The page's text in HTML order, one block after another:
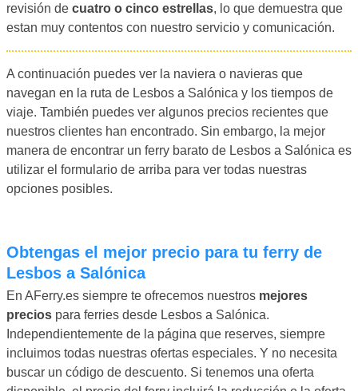
revisión de cuatro o cinco estrellas, lo que demuestra que
estan muy contentos con nuestro servicio y comunicación.
A continuación puedes ver la naviera o navieras que
navegan en la ruta de Lesbos a Salónica y los tiempos de
viaje. También puedes ver algunos precios recientes que
nuestros clientes han encontrado. Sin embargo, la mejor
manera de encontrar un ferry barato de Lesbos a Salónica es
utilizar el formulario de arriba para ver todas nuestras
opciones posibles.
Obtengas el mejor precio para tu ferry de
Lesbos a Salónica
En AFerry.es siempre te ofrecemos nuestros mejores
precios para ferries desde Lesbos a Salónica.
Independientemente de la página que reserves, siempre
incluimos todas nuestras ofertas especiales. Y no necesita
buscar un código de descuento. Si tenemos una oferta